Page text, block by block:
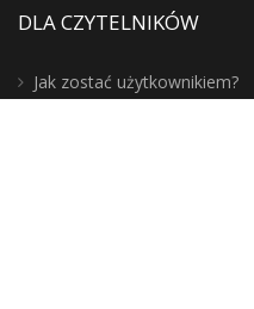
DLA CZYTELNIKÓW
Jak zostać użytkownikiem?